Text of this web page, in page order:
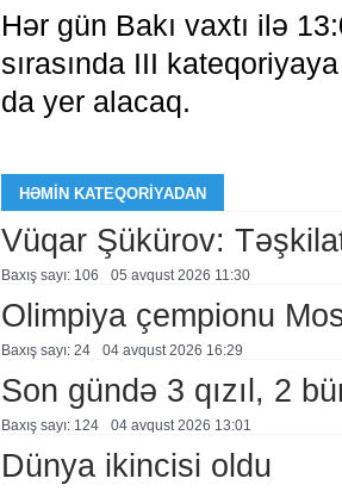
Hər gün Bakı vaxtı ilə
sırasında III
da yer alacaq.
HƏMIN KATEQORIYADAN
Vüqar Şükürov:
Baxış sayı: 106 05 avqust 2026 11:30
Olimpiya çempionu
Baxış sayı: 24 04 avqust 2026 16:29
Son gündə 3 qızıl, 2
Baxış sayı: 124 04 avqust 2026 13:01
Dünya ikincisi oldu